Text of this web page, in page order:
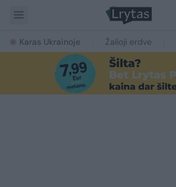
Karas Ukrainoje Žalioji erdvė